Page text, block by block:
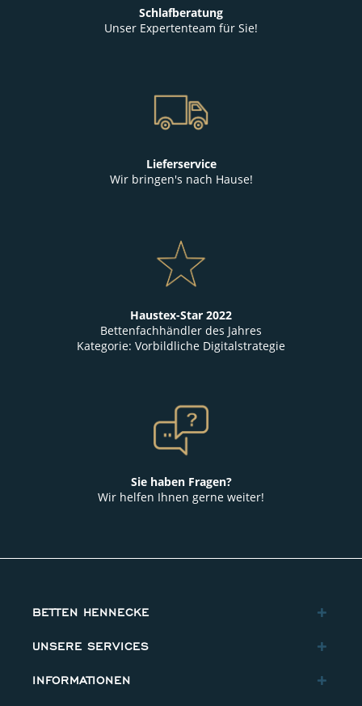
Schlafberatung
Unser Expertenteam für Sie!
Lieferservice
Wir bringen's nach Hause!
Haustex-Star 2022
Bettenfachhändler des Jahres
Kategorie: Vorbildliche Digitalstrategie
Sie haben Fragen?
Wir helfen Ihnen gerne weiter!
BETTEN HENNECKE
UNSERE SERVICES
INFORMATIONEN